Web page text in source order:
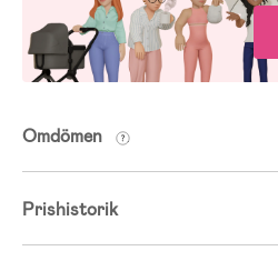
Omdömen
Prishistorik